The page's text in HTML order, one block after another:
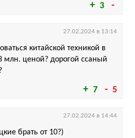
3
7 5
китайской техникой в
млн. ценой? дорогой ссаный
27.02.2024 в 13:14
брать от 10?)
27.02.2024 в 14:44